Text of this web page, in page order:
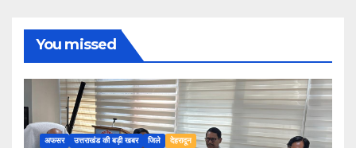
You missed
अफसर उत्तराखंड की बड़ी खबर जिले देहरादून